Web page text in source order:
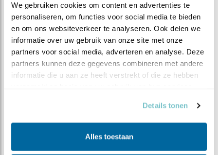
We gebruiken cookies om content en advertenties te
personaliseren, om functies voor social media te bieden
en om ons websiteverkeer te analyseren. Ook delen we
informatie over uw gebruik van onze site met onze
partners voor social media, adverteren en analyse. Deze
partners kunnen deze gegevens combineren met andere
informatie die u aan ze heeft verstrekt of die ze hebben
Details tonen
Alles toestaan
DEEL DIT FILMPJE
Jan Dagevos | Geplaatst op 7 mei 2025, 7:20 |
Vind
ik leuk| Bewaar dit filmpje|
319x
Wat een zorgeloos pykjesparadijs is het daar in die
boom.